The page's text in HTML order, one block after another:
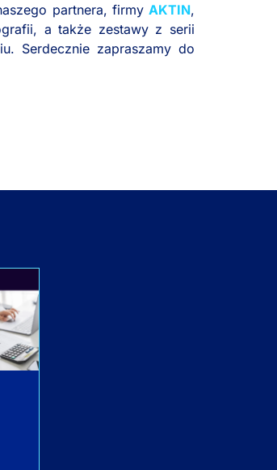
partnera, firmy AKTIN,
a także zestawy z serii
Serdecznie zapraszamy do